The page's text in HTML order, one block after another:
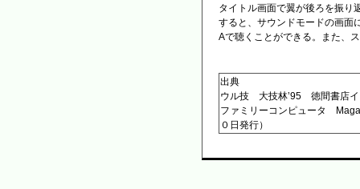
タイトル画面で翼が後ろを振り
すると、サウンドモードの画面
Aで聴くことができる。また、
出典
ウル技 大技林’95 徳間書店イ
ファミリーコンピュータ
０日発行）